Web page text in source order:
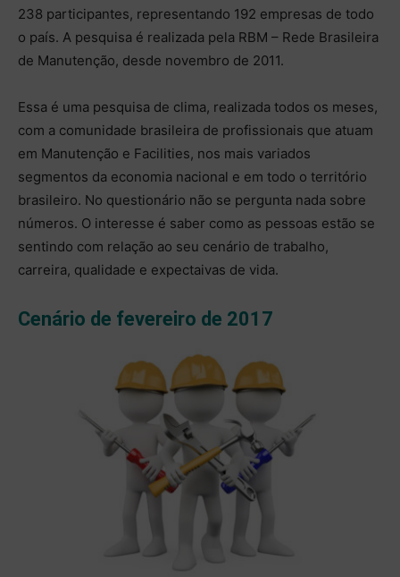
238 participantes, representando 192 empresas de todo
o país. A pesquisa é realizada pela RBM – Rede Brasileira
de Manutenção, desde novembro de 2011.
Essa é uma pesquisa de clima, realizada todos os meses,
com a comunidade brasileira de profissionais que atuam
em Manutenção e Facilities, nos mais variados
segmentos da economia nacional e em todo o território
brasileiro. No questionário não se pergunta nada sobre
números. O interesse é saber como as pessoas estão se
sentindo com relação ao seu cenário de trabalho,
carreira, qualidade e expectaivas de vida.
Cenário de fevereiro de 2017